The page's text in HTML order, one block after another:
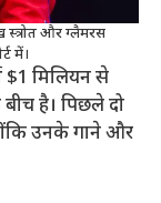
स्त्रोत और ग्लैमरस
में।
$1 मिलियन से
है। पिछले दो
उनके गाने और